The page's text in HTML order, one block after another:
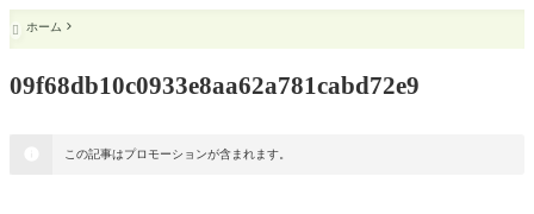
 ホーム
09f68db10c0933e8aa62a781cabd72e9
この記事はプロモーションが含まれます。